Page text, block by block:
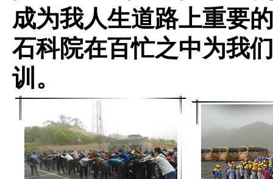
成为我人生道路上重要
石科院在百忙之中为我
训。